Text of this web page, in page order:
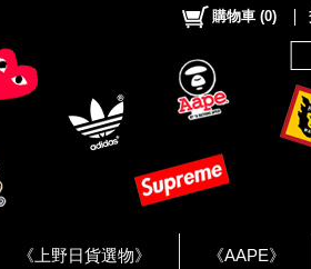
《上野日貨選物》 《AAPE》
購物車 (0)